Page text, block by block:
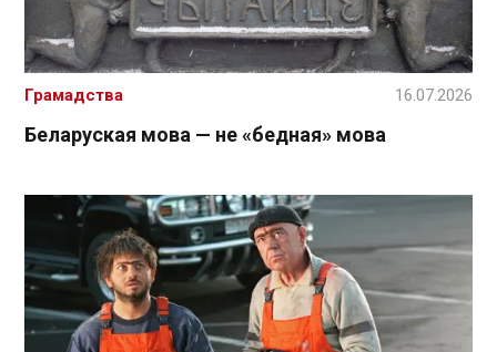
Беларуская мова — не «бедная» мова
Грамадства 16.07.2026